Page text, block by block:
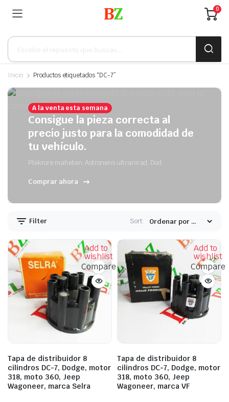
0
Búsqueda
productos
Inicio Productos etiquetados “DC-7”
A la venta esta semana
Consigue la pieza correcta al
precio justo para la comodidad de
tu vehículo.
Plakrore maheten. Astronens ultranirad. Dod.
Comprar ahora
Filter Sort:
Add to
wishlist
Compare
Tapa de distribuidor 8
cilindros DC-7, Dodge, motor
318, moto 360, Jeep
Wagoneer, marca Selra
Add to
wishlist
Compare
Tapa de distribuidor 8
cilindros DC-7, Dodge, motor
318, moto 360, Jeep
Wagoneer, marca VF